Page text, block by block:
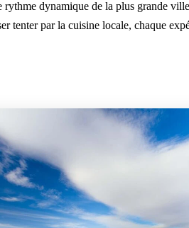
dynamique de la plus grande
tenter par la cuisine locale, chaque